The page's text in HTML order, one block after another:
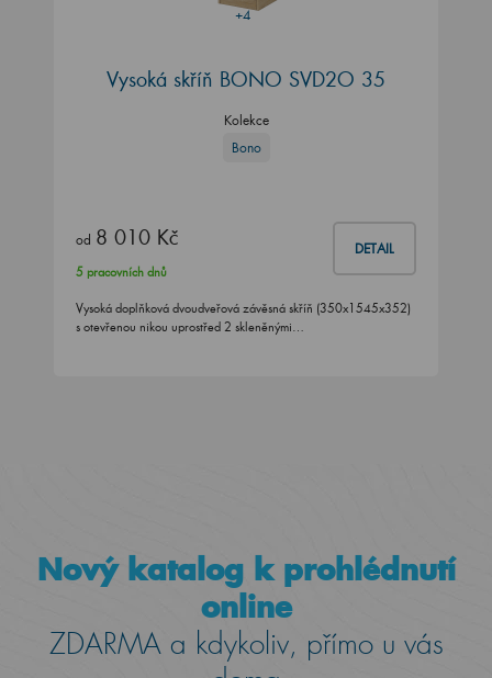
+4
Vysoká skříň BONO SVD2O 35
Kolekce
Bono
od 8 010 Kč DETAIL
5 pracovních dnů
Vysoká doplňková dvoudveřová závěsná skříň (350x1545x352)
s otevřenou nikou uprostřed 2 skleněnými…
Nový katalog k prohlédnutí
online
ZDARMA a kdykoliv, přímo u vás